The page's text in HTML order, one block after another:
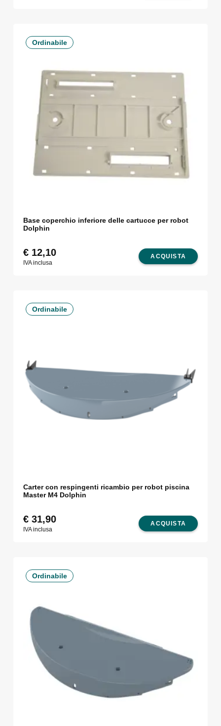
Ordinabile
Base coperchio inferiore delle cartucce per robot
Dolphin
ACQUISTA
€12,10
IVA inclusa
Ordinabile
Carter con respingenti ricambio per robot piscina
Master M4 Dolphin
ACQUISTA
€31,90
IVA inclusa
Ordinabile